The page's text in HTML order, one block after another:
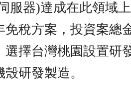
服器)達成在此領域
免稅方案，投資案總
選擇台灣桃園設置研
研發製造。